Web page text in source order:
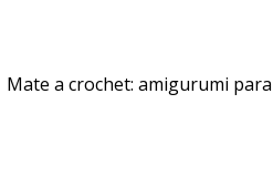
Mate a crochet: amigurumi